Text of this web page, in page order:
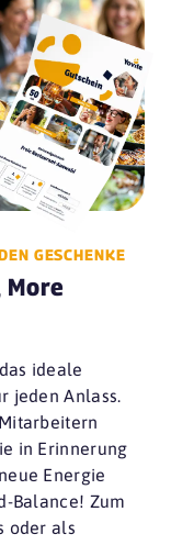
GESCHENKE
More
ideale
jeden Anlass.
in Erinnerung
Energie
Balance! Zum
oder als